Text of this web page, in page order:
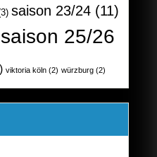
saison 23/24 (11)
saison 25/26
viktoria köln (2) würzburg (2)